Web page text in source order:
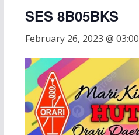
SES 8B05BKS
February 26, 2023 @ 03:00